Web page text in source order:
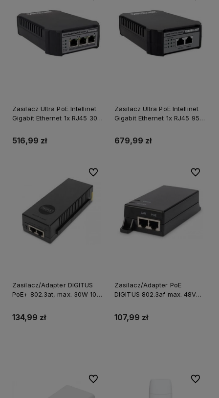
Zasilacz Ultra PoE Intellinet
Gigabit Ethernet 1x RJ45 30W
516,99 zł
Zasilacz Ultra PoE Intellinet
Gigabit Ethernet 1x RJ45 95W
679,99 zł
Zasilacz/Adapter DIGITUS
PoE+ 802.3at, max. 30W 10
134,99 zł
Do ulubionych
Zasilacz/Adapter PoE
DIGITUS 802.3af max. 48V
107,99 zł
Do
Do ulubionych Do